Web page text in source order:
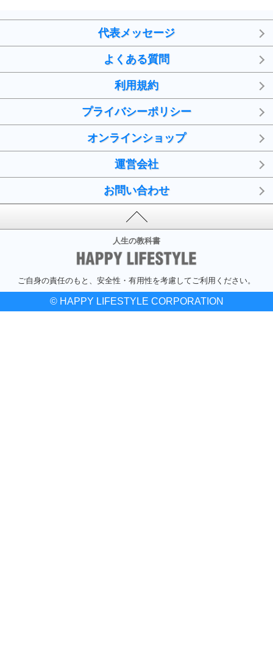
代表メッセージ
よくある質問
利用規約
プライバシーポリシー
オンラインショップ
運営会社
お問い合わせ
人生の教科書
ご自身の責任のもと、安全性・有用性を考慮してご利用ください。
© HAPPY LIFESTYLE CORPORATION